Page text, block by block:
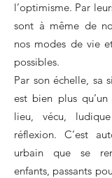
l’optimisme. Par
sont à même de
nos modes de vie
possibles.
Par son échelle, sa
est bien plus
lieu, vécu,
réflexion. C’est
urbain que se
enfants, passants